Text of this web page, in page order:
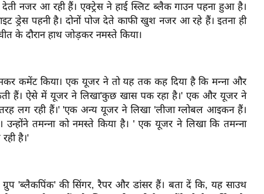
नजर आ रही हैं। एक्ट्रेस ने हाई स्लिट ब्लैक गाउन पहना हुआ है।
ड्रेस पहनी है। दोनों पोज देते काफी खुश नजर आ रहे हैं। इतना ही
के दौरान हाथ जोड़कर नमस्ते किया।
कमेंट किया। एक यूजर ने तो यह तक कह दिया है कि मन्ना और
हैं। ऐसे में यूजर ने लिखा'कुछ खास पक रहा है।' एक और यूजर ने
लग रही हैं।' 'एक अन्य यूजर ने लिखा 'लीजा ग्लोबल आइकन हैं।
उन्होंने तमन्ना को नमस्ते किया है। ' एक यूजर ने लिखा कि तमन्ना
है।'
'ब्लैकपिंक' की सिंगर, रैपर और डांसर हैं। बता दें कि, यह साउथ